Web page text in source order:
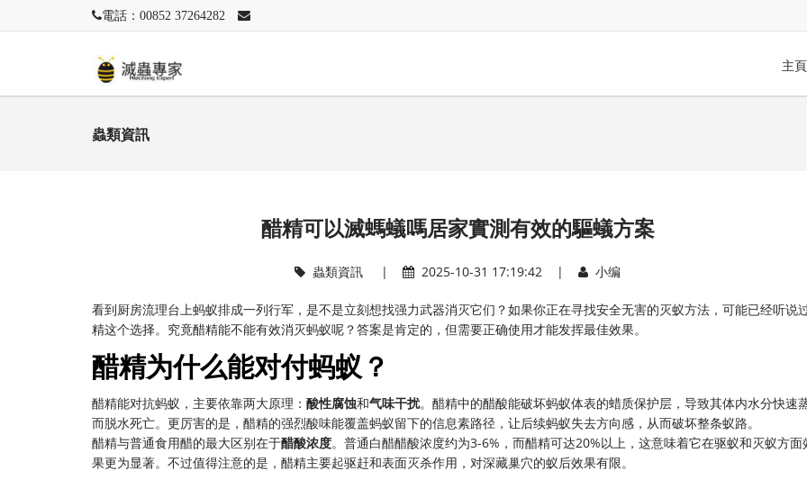
電話：00852 37264282
主頁
蟲類資訊
醋精可以滅螞蟻嗎居家實測有效的驅蟻方案
蟲類資訊 | 2025-10-31 17:19:42 | 小编
看到厨房流理台上蚂蚁排成一列行军，是不是立刻想找强力武器消灭它们？如果你正在寻找安全无害的灭蚁方法，可能已经听说
精这个选择。究竟醋精能不能有效消灭蚂蚁呢？答案是肯定的，但需要正确使用才能发挥最佳效果。
醋精为什么能对付蚂蚁？
醋精能对抗蚂蚁，主要依靠两大原理： 酸性腐蚀和气味干扰。醋精中的醋酸能破坏蚂蚁体表的蜡质保护层，导致其体内水分快速
而脱水死亡。更厉害的是，醋精的强烈酸味能覆盖蚂蚁留下的信息素路径，让后续蚂蚁失去方向感，从而破坏整条蚁路。
醋精与普通食用醋的最大区别在于醋酸浓度。普通白醋醋酸浓度约为3-6%，而醋精可达20%以上，这意味着它在驱蚁和灭蚁方面
果更为显著。不过值得注意的是，醋精主要起驱赶和表面灭杀作用，对深藏巢穴的蚁后效果有限。